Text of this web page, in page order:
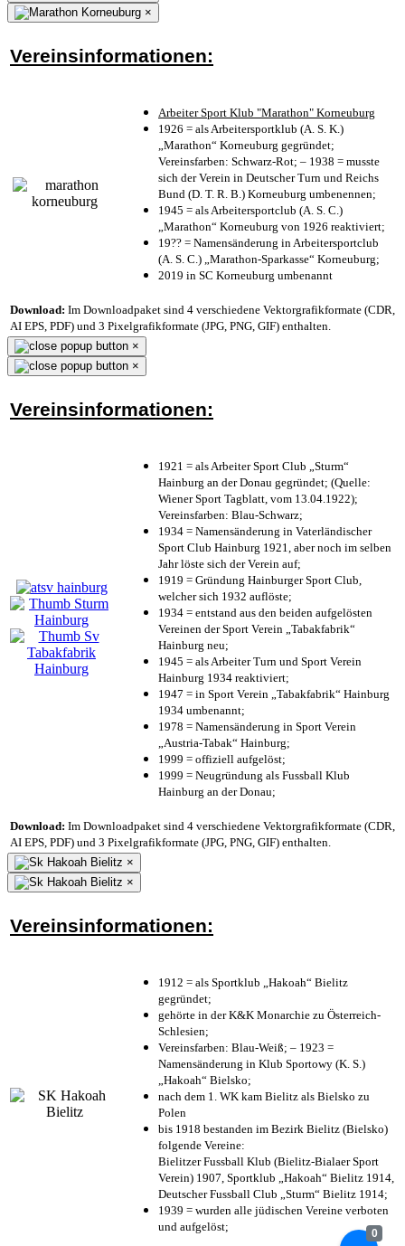
0
×
Vereinsinformationen:
Arbeiter Sport Klub "Marathon" Korneuburg
1926 = als Arbeitersportklub (A. S. K.)
„Marathon“ Korneuburg gegründet;
Vereinsfarben: Schwarz-Rot; – 1938 = musste
sich der Verein in Deutscher Turn und Reichs
Bund (D. T. R. B.) Korneuburg umbenennen;
1945 = als Arbeitersportclub (A. S. C.)
„Marathon“ Korneuburg von 1926 reaktiviert;
19?? = Namensänderung in Arbeitersportclub
(A. S. C.) „Marathon-Sparkasse“ Korneuburg;
2019 in SC Korneuburg umbenannt
Download: Im Downloadpaket sind 4 verschiedene Vektorgrafikformate (CDR,
AI EPS, PDF) und 3 Pixelgrafikformate (JPG, PNG, GIF) enthalten.
×
×
Vereinsinformationen:
1921 = als Arbeiter Sport Club „Sturm“
Hainburg an der Donau gegründet; (Quelle:
Wiener Sport Tagblatt, vom 13.04.1922);
Vereinsfarben: Blau-Schwarz;
1934 = Namensänderung in Vaterländischer
Sport Club Hainburg 1921, aber noch im selben
Jahr löste sich der Verein auf;
1919 = Gründung Hainburger Sport Club,
welcher sich 1932 auflöste;
1934 = entstand aus den beiden aufgelösten
Vereinen der Sport Verein „Tabakfabrik“
Hainburg neu;
1945 = als Arbeiter Turn und Sport Verein
Hainburg 1934 reaktiviert;
1947 = in Sport Verein „Tabakfabrik“ Hainburg
1934 umbenannt;
1978 = Namensänderung in Sport Verein
„Austria-Tabak“ Hainburg;
1999 = offiziell aufgelöst;
1999 = Neugründung als Fussball Klub
Hainburg an der Donau;
Download: Im Downloadpaket sind 4 verschiedene Vektorgrafikformate (CDR,
AI EPS, PDF) und 3 Pixelgrafikformate (JPG, PNG, GIF) enthalten.
×
×
Vereinsinformationen:
1912 = als Sportklub „Hakoah“ Bielitz
gegründet;
gehörte in der K&K Monarchie zu Österreich-
Schlesien;
Vereinsfarben: Blau-Weiß; – 1923 =
Namensänderung in Klub Sportowy (K. S.)
„Hakoah“ Bielsko;
nach dem 1. WK kam Bielitz als Bielsko zu
Polen
bis 1918 bestanden im Bezirk Bielitz (Bielsko)
folgende Vereine:
Bielitzer Fussball Klub (Bielitz-Bialaer Sport
Verein) 1907, Sportklub „Hakoah“ Bielitz 1914,
Deutscher Fussball Club „Sturm“ Bielitz 1914;
1939 = wurden alle jüdischen Vereine verboten
und aufgelöst;